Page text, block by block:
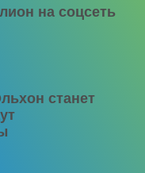
на соцсеть
станет